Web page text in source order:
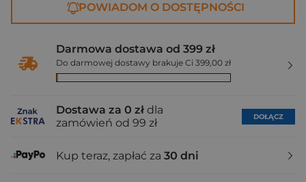
POWIADOM O DOSTĘPNOŚCI
Darmowa dostawa od 399 zł
Do darmowej dostawy brakuje Ci 399,00 zł
Dostawa za 0 zł dla
zamówień od 99 zł
DOŁĄCZ
Kup teraz, zapłać za 30 dni